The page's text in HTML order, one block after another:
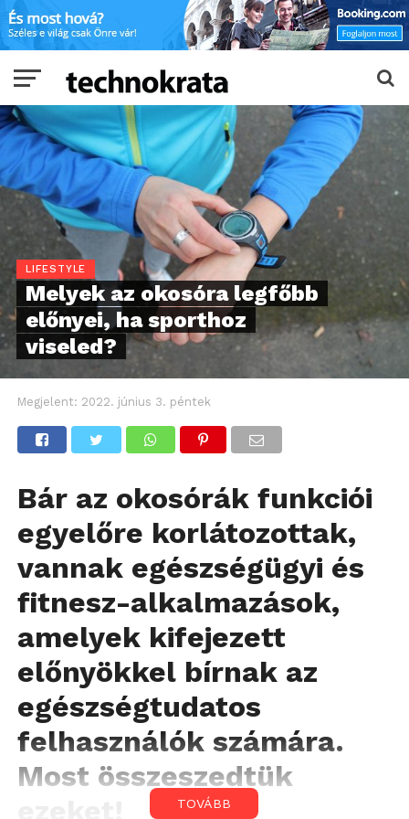
LIFESTYLE
Melyek az okosóra legfőbb
előnyei, ha sporthoz
viseled?
Megjelent: 2022. június 3. péntek
Bár az okosórák funkciói
egyelőre korlátozottak,
vannak egészségügyi és
fitnesz-alkalmazások,
amelyek kifejezett
előnyökkel bírnak az
egészségtudatos
felhasználók számára.
Most összeszedtük
TOVÁBB